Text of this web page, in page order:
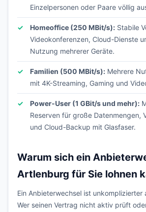
Einzelpersonen oder Paare völlig
Homeoffice (250 MBit/s): Stabile
Videokonferenzen, Cloud-Dienste
Nutzung mehrerer Geräte.
Familien (500 MBit/s): Mehrere
mit 4K-Streaming, Gaming und
Power-User (1 GBit/s und mehr):
Reserven für große Datenmengen,
und Cloud-Backup mit Glasfaser.
Warum sich ein
Artlenburg für Sie lohnen
Ein Anbieterwechsel ist unkomplizierter
Wer seinen Vertrag nicht aktiv prüft